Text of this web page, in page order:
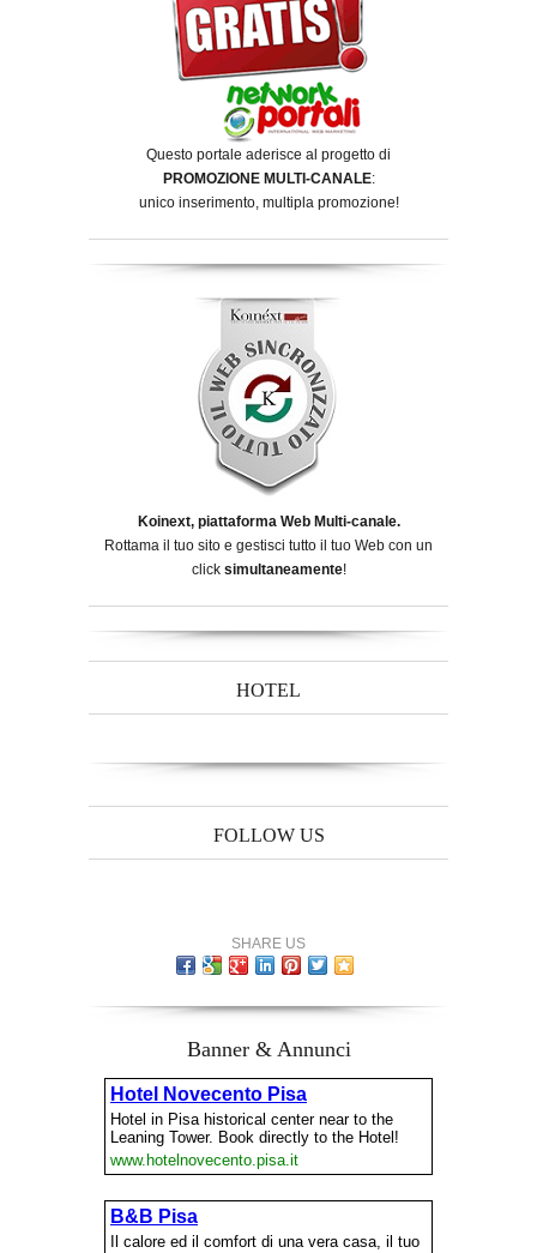
Questo portale aderisce al progetto di
PROMOZIONE MULTI-CANALE:
unico inserimento, multipla promozione!
Koinext, piattaforma Web Multi-canale.
Rottama il tuo sito e gestisci tutto il tuo Web con un
click simultaneamente!
HOTEL
FOLLOW US
SHARE US
Banner & Annunci